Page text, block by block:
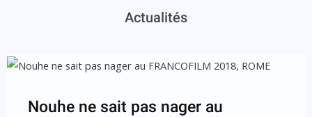
Actualités
Nouhe ne sait pas nager au